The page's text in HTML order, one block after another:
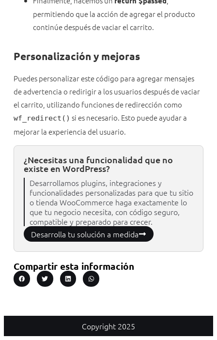
permitiendo que la acción de agregar el producto
continúe después de vaciar el carrito.
Personalización y mejoras
Puedes personalizar este código para agregar mensajes
de advertencia o redirigir a los usuarios después de vaciar
el carrito, utilizando funciones de redirección como
wf_redirect() si es necesario. Esto puede ayudar a
mejorar la experiencia del usuario.
¿Necesitas una funcionalidad que no
existe en WordPress?
Desarrollamos plugins, integraciones y
funcionalidades personalizadas para que tu sitio
o tienda WooCommerce haga exactamente lo
que tu negocio necesita, con código seguro,
compatible y preparado para crecer.
Desarrolla tu solución a medida
Compartir esta información
Copyright 2025